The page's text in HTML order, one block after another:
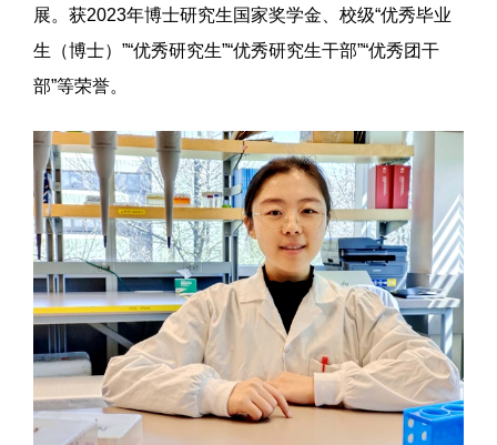
展。获2023年博士研究生国家奖学金、校级“优秀毕业
生（博士）”“优秀研究生”“优秀研究生干部”“优秀团干
部”等荣誉。